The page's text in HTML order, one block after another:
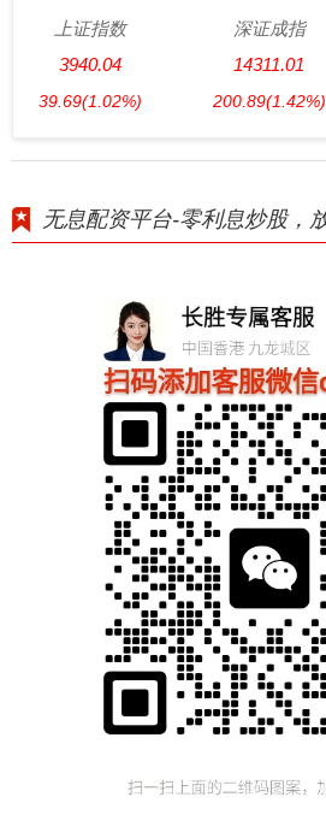
上证指数
3940.04
39.69(1.02%)
深证成指
14311.01
200.89(1.42%)
无息配资平台-零利息炒股，